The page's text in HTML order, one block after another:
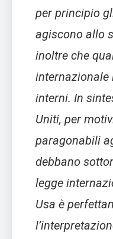
per principio
agiscono allo
inoltre che
interni. In
Uniti, per
paragonabili
debbano
legge
Usa è